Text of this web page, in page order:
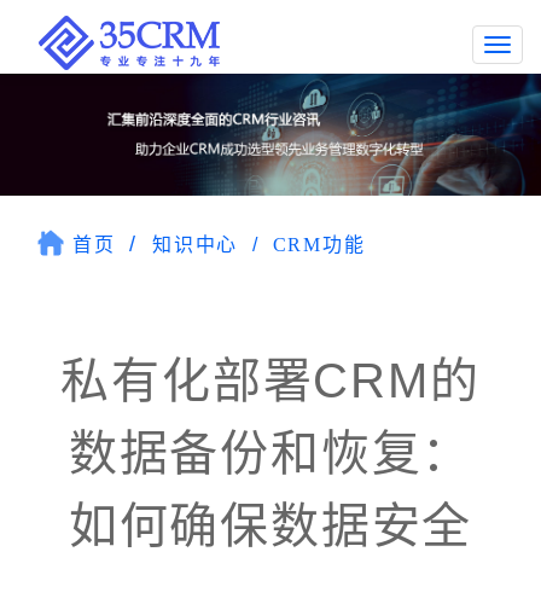
首页 知识中心 CRM功能
私有化部署CRM的
数据备份和恢复：
如何确保数据安全